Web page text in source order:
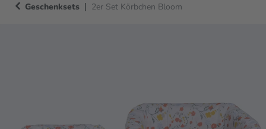
Geschenksets | 2er Set Körbchen Bloom